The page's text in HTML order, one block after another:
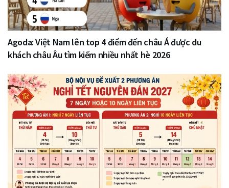
Agoda: Việt Nam lên top 4 điểm đến châu Á được du
khách châu Âu tìm kiếm nhiều nhất hè 2026